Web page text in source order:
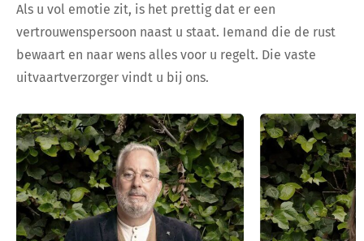
Als u vol emotie zit, is het prettig dat er een
vertrouwenspersoon naast u staat. Iemand die de rust
bewaart en naar wens alles voor u regelt. Die vaste
uitvaartverzorger vindt u bij ons.